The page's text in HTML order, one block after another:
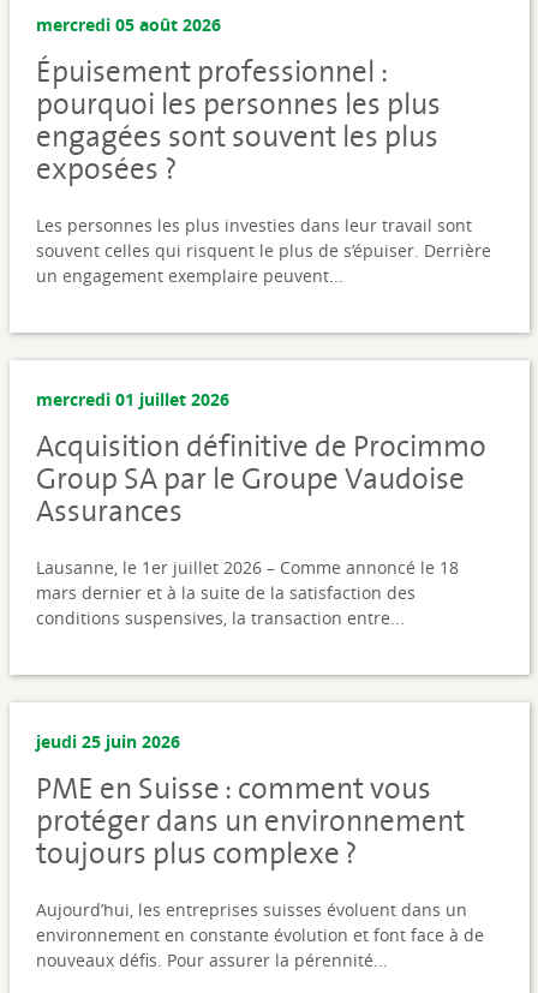
mercredi 05 août 2026
Épuisement professionnel :
pourquoi les personnes les plus
engagées sont souvent les plus
exposées ?
Les personnes les plus investies dans leur travail sont
souvent celles qui risquent le plus de s’épuiser. Derrière
un engagement exemplaire peuvent...
mercredi 01 juillet 2026
Acquisition définitive de Procimmo
Group SA par le Groupe Vaudoise
Assurances
Lausanne, le 1er juillet 2026 – Comme annoncé le 18
mars dernier et à la suite de la satisfaction des
conditions suspensives, la transaction entre...
jeudi 25 juin 2026
PME en Suisse : comment vous
protéger dans un environnement
toujours plus complexe ?
Aujourd’hui, les entreprises suisses évoluent dans un
environnement en constante évolution et font face à de
nouveaux défis. Pour assurer la pérennité...